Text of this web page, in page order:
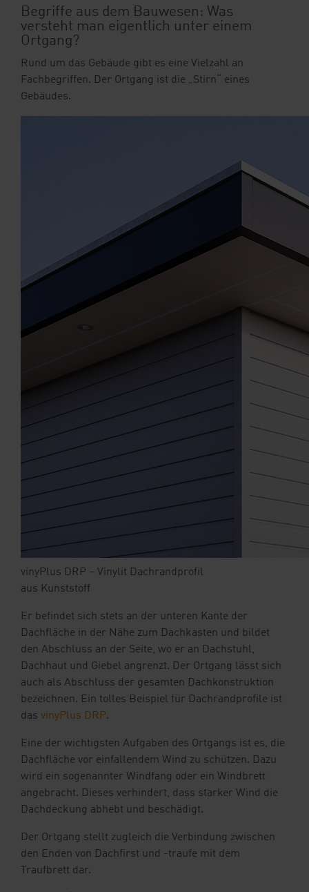
Begriffe aus dem Bauwesen: Was
versteht man eigentlich unter einem
Ortgang?
Rund um das Gebäude gibt es eine Vielzahl an
Fachbegriffen. Der Ortgang ist die „Stirn“ eines
Gebäudes.
vinyPlus DRP – Vinylit Dachrandprofil
aus Kunststoff
Er befindet sich stets an der unteren Kante der
Dachfläche in der Nähe zum Dachkasten und bildet
den Abschluss an der Seite, wo er an Dachstuhl,
Dachhaut und Giebel angrenzt. Der Ortgang lässt sich
auch als Abschluss der gesamten Dachkonstruktion
bezeichnen. Ein tolles Beispiel für Dachrandprofile ist
das vinyPlus DRP.
Eine der wichtigsten Aufgaben des Ortgangs ist es, die
Dachfläche vor einfallendem Wind zu schützen. Dazu
wird ein sogenannter Windfang oder ein Windbrett
angebracht. Dieses verhindert, dass starker Wind die
Dachdeckung abhebt und beschädigt.
Der Ortgang stellt zugleich die Verbindung zwischen
den Enden von Dachfirst und -traufe mit dem
Traufbrett dar.